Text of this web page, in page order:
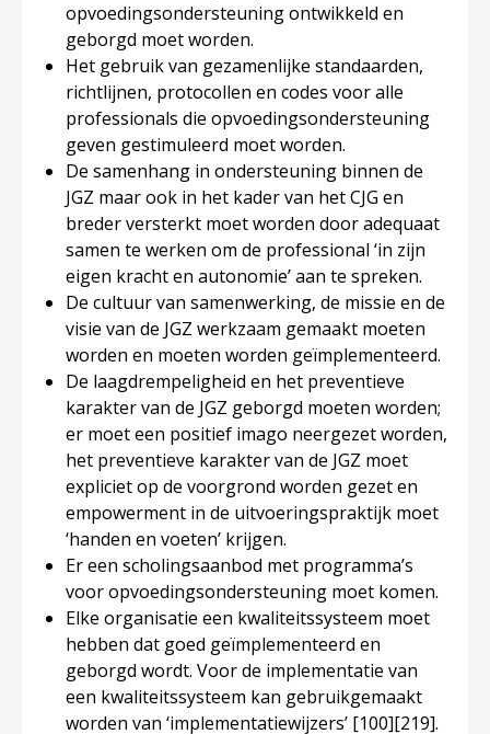
opvoedingsondersteuning ontwikkeld en
geborgd moet worden.
Het gebruik van gezamenlijke standaarden,
richtlijnen, protocollen en codes voor alle
professionals die opvoedingsondersteuning
geven gestimuleerd moet worden.
De samenhang in ondersteuning binnen de
JGZ maar ook in het kader van het CJG en
breder versterkt moet worden door adequaat
samen te werken om de professional ‘in zijn
eigen kracht en autonomie’ aan te spreken.
De cultuur van samenwerking, de missie en de
visie van de JGZ werkzaam gemaakt moeten
worden en moeten worden geïmplementeerd.
De laagdrempeligheid en het preventieve
karakter van de JGZ geborgd moeten worden;
er moet een positief imago neergezet worden,
het preventieve karakter van de JGZ moet
expliciet op de voorgrond worden gezet en
empowerment in de uitvoeringspraktijk moet
‘handen en voeten’ krijgen.
Er een scholingsaanbod met programma’s
voor opvoedingsondersteuning moet komen.
Elke organisatie een kwaliteitssysteem moet
hebben dat goed geïmplementeerd en
geborgd wordt. Voor de implementatie van
een kwaliteitssysteem kan gebruikgemaakt
worden van ‘implementatiewijzers’ [100][219].